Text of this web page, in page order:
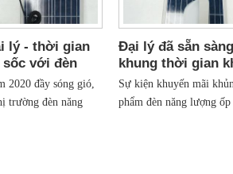
lý - thời gian
sốc với đèn
ốp trần Blue
2020 đầy sóng gió,
trường đèn năng
Đại lý đã sẵn
khung thời gian
mãi chóng mặt
năng lượng ốp
Carbon chưa?
Sự kiện khuyến mãi
phẩm đèn năng lượng